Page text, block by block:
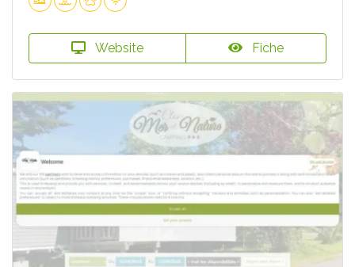
Website Fiche